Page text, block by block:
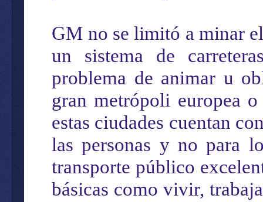
GM no se limitó a minar
un sistema de
problema de animar u
gran metrópoli europea
estas ciudades cuentan
las personas y no para
transporte público
básicas como vivir,